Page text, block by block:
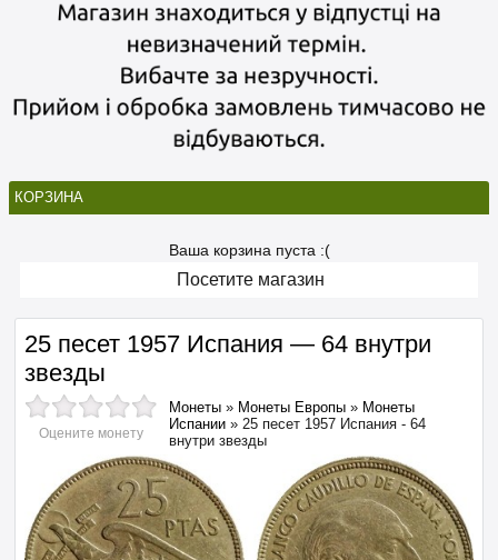
КОРЗИНА
Ваша корзина пуста :(
Посетите магазин
25 песет 1957 Испания — 64 внутри
звезды
Оцените монету
Монеты » Монеты Европы » Монеты
Испании » 25 песет 1957 Испания - 64
внутри звезды